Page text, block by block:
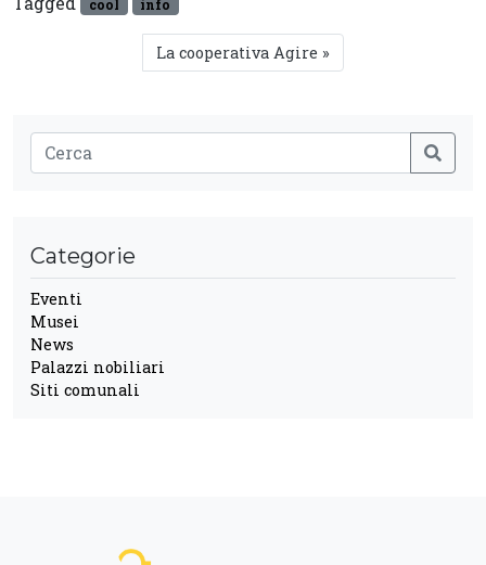
cool info
La cooperativa Agire
Categorie
Eventi
Musei
News
Palazzi nobiliari
Siti comunali